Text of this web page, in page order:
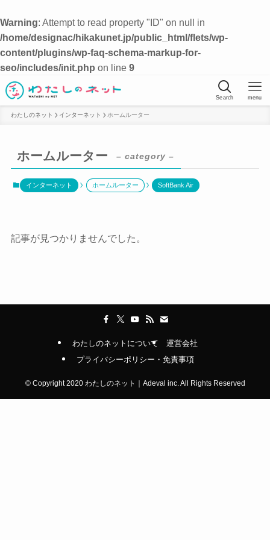
Warning: Attempt to read property "ID" on null in
/home/designac/hikakunet.jp/public_html/flets/wp-
content/plugins/wp-faq-schema-markup-for-
seo/includes/init.php on line 9
Search menu
わたしのネット インターネット ホームルーター
ホームルーター – category –
インターネット ホームルーター SoftBank Air
記事が見つかりませんでした。
わたしのネットについて
運営会社
プライバシーポリシー・免責事項
©Copyright 2020 わたしのネット｜Adeval inc. All Rights Reserved